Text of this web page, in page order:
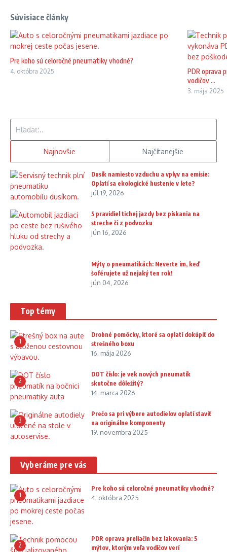
Súvisiace články
Pre koho sú celoročné pneumatiky vhodné?
4. októbra 2025
PDR oprava
vodičov ...
3. mája 2025
Najnovšie Najčítanejšie
Dusík namiesto vzduchu a vplyv na emisie:
Oplatí sa ekologické hustenie v lete?
júl 19, 2026
5 pravidiel tichej jazdy bez pískania na
streche či z podvozku
jún 16, 2026
Mýty o pneumatikách: Neverte im, keď
šoférujete už nejaký ten rok!
jún 04, 2026
Top témy
1
Drobné pomôcky, ktoré sa oplatí dokúpiť do
strešného boxu
16. mája 2026
2
DOT číslo: je vek nových pneumatík
skutočne dôležitý?
14. marca 2026
3
Prečo sa pri výbere autodielov oplatí staviť
na originálne komponenty
19. novembra 2025
Vyberáme pre vás
1
Pre koho sú celoročné pneumatiky vhodné?
4. októbra 2025
2
PDR oprava preliačin bez lakovania: 5
mýtov, ktorým veľa vodičov verí